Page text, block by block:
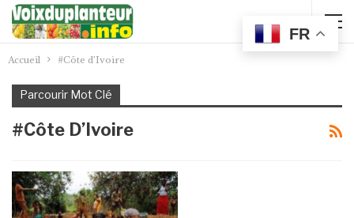
Accueil #Côte d’Ivoire
Parcourir Mot Clé
#Côte D’Ivoire
FR